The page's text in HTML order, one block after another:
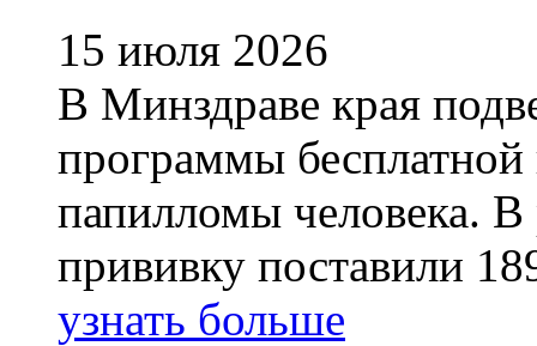
15 июля 2026
В Минздраве края
программы бесплатной
папилломы человека. В
прививку поставили
узнать больше